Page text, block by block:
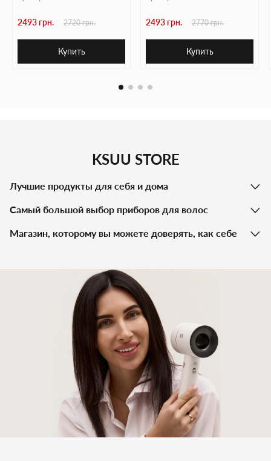
2493 грн. 2720 грн.
Купить
2493 грн. 2770 грн.
Купить
KSUU STORE
Лучшие продукты для себя и дома
Самый большой выбор приборов для волос
Магазин, которому вы можете доверять, как себе